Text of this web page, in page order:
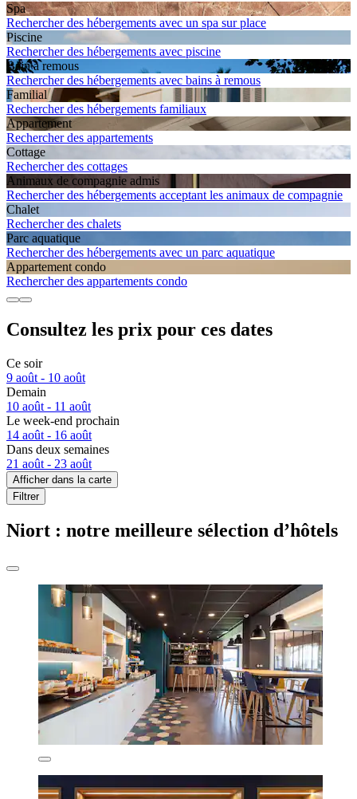
Spa
Rechercher des hébergements avec un spa sur place
Piscine
Rechercher des hébergements avec piscine
Bain à remous
Rechercher des hébergements avec bains à remous
Familial
Rechercher des hébergements familiaux
Apparte­ment
Rechercher des appartements
Cottage
Rechercher des cottages
Animaux de compagnie admis
Rechercher des hébergements acceptant les animaux de compagnie
Chalet
Rechercher des chalets
Parc aquatique
Rechercher des hébergements avec un parc aquatique
Apparte­ment condo
Rechercher des appartements condo
Consultez les prix pour ces dates
Ce soir
9 août - 10 août
Demain
10 août - 11 août
Le week-end prochain
14 août - 16 août
Dans deux semaines
21 août - 23 août
Afficher dans la carte
Filtrer
Niort : notre meilleure sélection d’hôtels